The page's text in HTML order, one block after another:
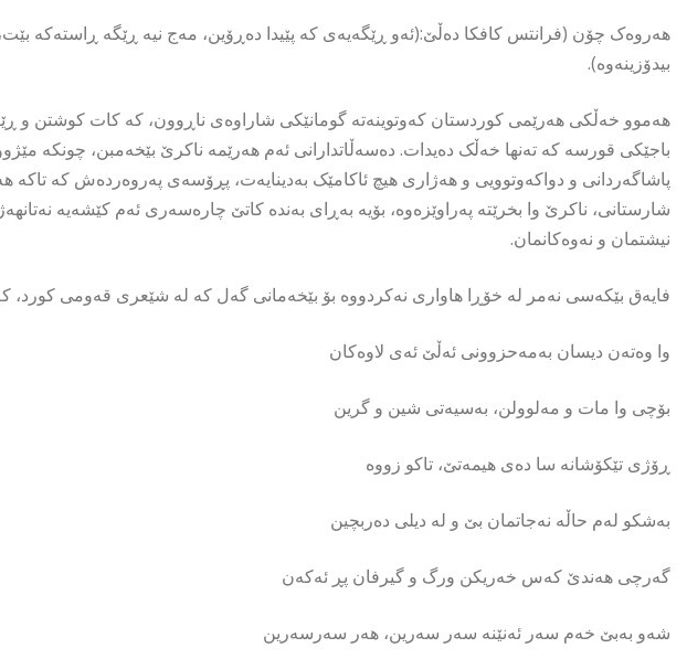
هەروەک چۆن (فرانتس کافکا دەڵێ:(ئەو ڕێگەیەی کە پێیدا دەڕۆین، مەج نیە ڕێگە ڕاستەکە
بیدۆزینەوە).
هەموو خەڵکی هەرێمی کوردستان کەوتوینەتە گومانێکی شاراوەی ناڕوون، کە کات کوشتن و
باجێکی قورسە کە تەنها خەڵک دەیدات. دەسەڵاتدارانی ئەم هەرێمە ناکرێ بێخەمبن، چونکە
پاشاگەردانی و دواکەوتوویی و هەژاری هیچ ئاکامێک بەدینایەت، پڕۆسەی پەروەردەش کە تاکە
شارستانی، ناکرێ وا بخرێتە پەراوێزەوە، بۆیە بەڕای بەندە کاتێ چارەسەری ئەم کێشەیە
نیشتمان و نەوەکانمان.
فایەق بێکەسی نەمر لە خۆڕا هاواری نەکردووە بۆ بێخەمانی گەل کە لە شێعری قەومی کورد،
وا وەتەن دیسان بەمەحزوونی ئەڵێ ئەی لاوەکان
بۆچی وا مات و مەلوولن، بەسیەتی شین و گرین
ڕۆژی تێکۆشانە سا دەی هیمەتێ، تاکو زووە
بەشکو لەم حاڵە نەجاتمان بێ و لە دیلی دەربچین
گەرچی هەندێ کەس خەریکن ورگ و گیرفان پڕ ئەکەن
شەو بەبێ خەم سەر ئەنێنە سەر سەرین، هەر سەرسەرین